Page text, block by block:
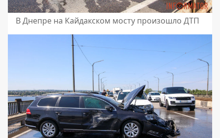
В Днепре на Кайдакском мосту произошло ДТП